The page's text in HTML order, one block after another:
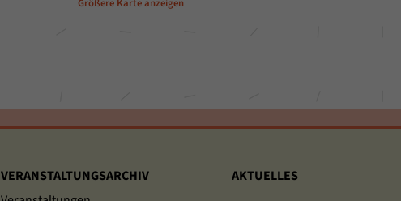
Größere Karte anzeigen
VERANSTALTUNGSARCHIV
AKTUELLES